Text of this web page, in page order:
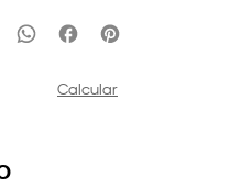
Calcular